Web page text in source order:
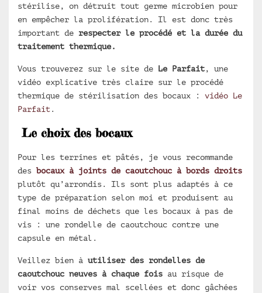
stérilise, on détruit tout germe microbien pour
en empêcher la prolifération. Il est donc très
important de respecter le procédé et la durée du
traitement thermique.
Vous trouverez sur le site de Le Parfait, une
vidéo explicative très claire sur le procédé
thermique de stérilisation des bocaux : vidéo Le
Parfait.
Le choix des bocaux
Pour les terrines et pâtés, je vous recommande
des bocaux à joints de caoutchouc à bords droits
plutôt qu’arrondis. Ils sont plus adaptés à ce
type de préparation selon moi et produisent au
final moins de déchets que les bocaux à pas de
vis : une rondelle de caoutchouc contre une
capsule en métal.
Veillez bien à utiliser des rondelles de
caoutchouc neuves à chaque fois au risque de
voir vos conserves mal scellées et donc gâchées